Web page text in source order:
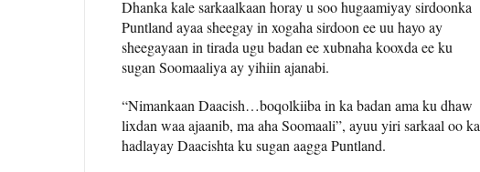
Dhanka kale sarkaalkaan horay u soo hugaamiyay sirdoonka
Puntland ayaa sheegay in xogaha sirdoon ee uu hayo ay
sheegayaan in tirada ugu badan ee xubnaha kooxda ee ku
sugan Soomaaliya ay yihiin ajanabi.
“Nimankaan Daacish…boqolkiiba in ka badan ama ku dhaw
lixdan waa ajaanib, ma aha Soomaali”, ayuu yiri sarkaal oo ka
hadlayay Daacishta ku sugan aagga Puntland.